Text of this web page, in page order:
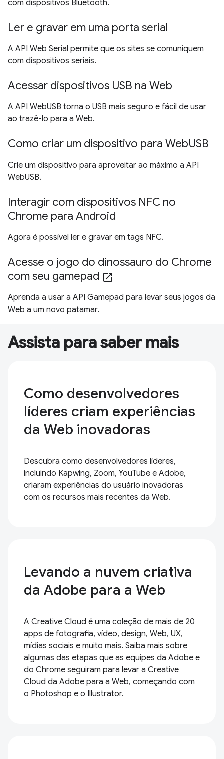
com dispositivos Bluetooth.
Ler e gravar em uma porta serial
A API Web Serial permite que os sites se comuniquem
com dispositivos seriais.
Acessar dispositivos USB na Web
A API WebUSB torna o USB mais seguro e fácil de usar
ao trazê-lo para a Web.
Como criar um dispositivo para WebUSB
Crie um dispositivo para aproveitar ao máximo a API
WebUSB.
Interagir com dispositivos NFC no
Chrome para Android
Agora é possível ler e gravar em tags NFC.
Acesse o jogo do dinossauro do Chrome
com seu gamepad open_in_new
Aprenda a usar a API Gamepad para levar seus jogos da
Web a um novo patamar.
Assista para saber mais
Como desenvolvedores
líderes criam experiências
da Web inovadoras
Descubra como desenvolvedores líderes,
incluindo Kapwing, Zoom, YouTube e Adobe,
criaram experiências do usuário inovadoras
com os recursos mais recentes da Web.
Levando a nuvem criativa
da Adobe para a Web
A Creative Cloud é uma coleção de mais de 20
apps de fotografia, vídeo, design, Web, UX,
mídias sociais e muito mais. Saiba mais sobre
algumas das etapas que as equipes da Adobe e
do Chrome seguiram para levar a Creative
Cloud da Adobe para a Web, começando com
o Photoshop e o Illustrator.